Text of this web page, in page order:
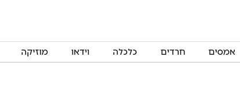
אמסים חרדים כלכלה וידאו מוזיקה